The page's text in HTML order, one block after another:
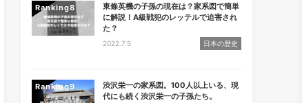
Ranking
東條英機の子孫の現在は？家系図で簡単
に解説！A級戦犯のレッテルで迫害され
た？
2022.7.5 日本の歴史
Ranking
渋沢栄一の家系図。100人以上いる、現
代にも続く渋沢栄一の子孫たち。